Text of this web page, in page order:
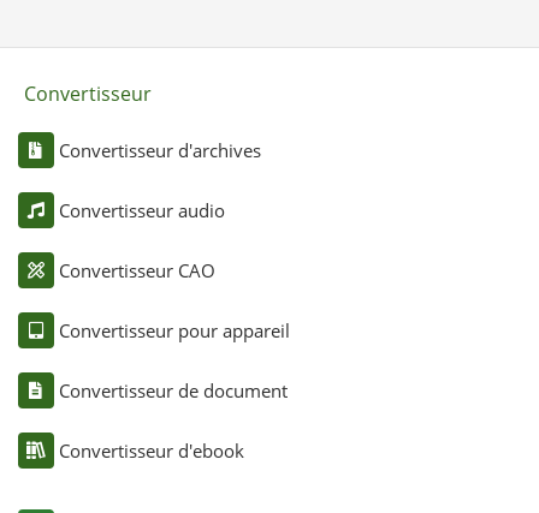
Convertisseur
Convertisseur d'archives
Convertisseur audio
Convertisseur CAO
Convertisseur pour appareil
Convertisseur de document
Convertisseur d'ebook